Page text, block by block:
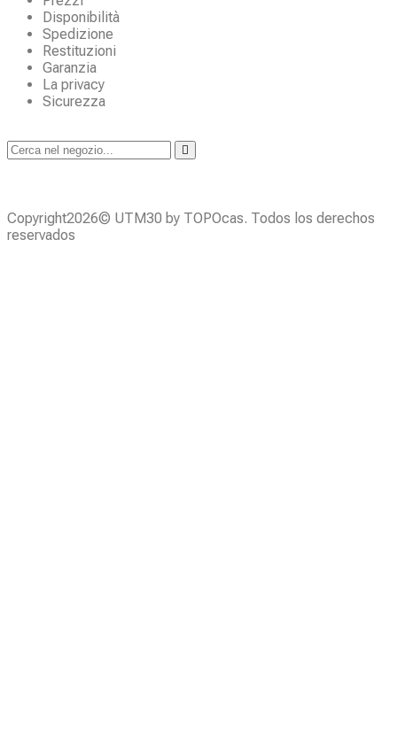
Disponibilità
Spedizione
Restituzioni
Garanzia
La privacy
Sicurezza
Copyright2026© UTM30 by TOPOcas. Todos los derechos
reservados